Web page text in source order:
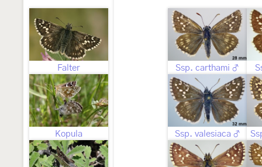
Falter
Kopula
Ssp. carthami ♂
Ssp. valesiaca ♂